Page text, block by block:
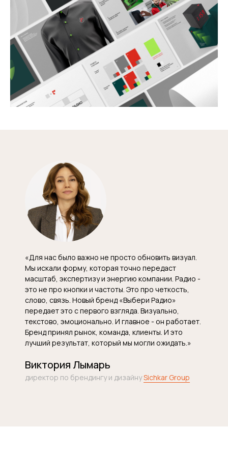
«Для нас было важно не просто обновить визуал.
Мы искали форму, которая точно передаст
масштаб, экспертизу и энергию компании. Радио -
это не про кнопки и частоты. Это про четкость,
слово, связь. Новый бренд «Выбери Радио»
передает это с первого взгляда. Визуально,
текстово, эмоционально. И главное - он работает.
Бренд принял рынок, команда, клиенты. И это
лучший результат, который мы могли ожидать.»
Виктория Лымарь
директор по брендингу и дизайнуSichkar Group